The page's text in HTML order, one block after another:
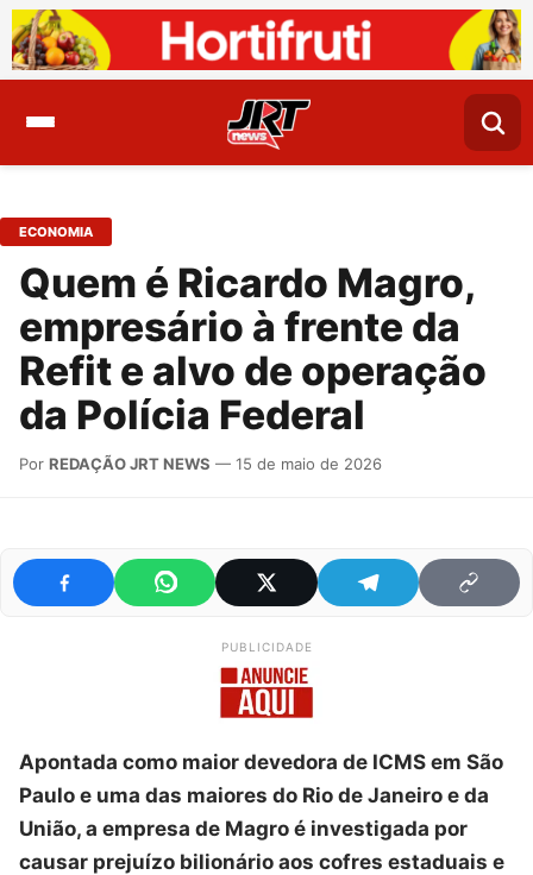
ECONOMIA
Quem é Ricardo Magro,
empresário à frente da
Refit e alvo de operação
da Polícia Federal
Por REDAÇÃO JRT NEWS — 15 de maio de 2026
PUBLICIDADE
Apontada como maior devedora de ICMS em São
Paulo e uma das maiores do Rio de Janeiro e da
União, a empresa de Magro é investigada por
causar prejuízo bilionário aos cofres estaduais e